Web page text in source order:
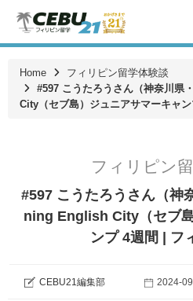
Home
フィリピン留学体験談
#597 こうたろうさん（神奈川
City（セブ島）ジュニアサマーキャ
フィリピン
#597 こうたろうさん（神
ning English City（セブ
ンプ 4週間 | フ
CEBU21編集部 2024-